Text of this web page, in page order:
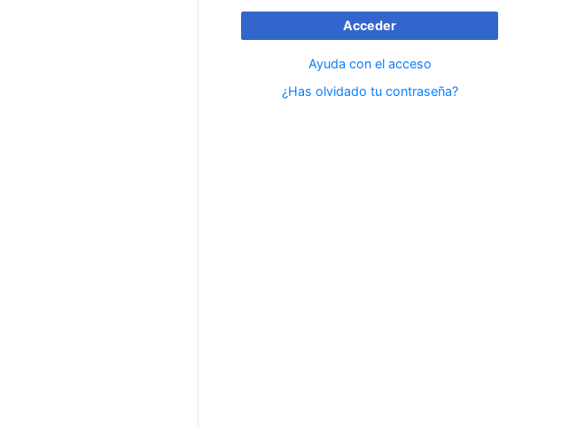
Acceder
Ayuda con el acceso
¿Has olvidado tu contraseña?